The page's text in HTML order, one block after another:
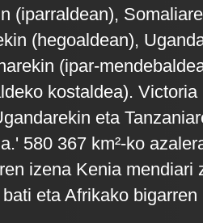
(iparraldean),
(hegoaldean),
(ipar-
kostaldea).
eta
580 367 km²-ko
izena Kenia mendiari
eta Afrikako bigarren